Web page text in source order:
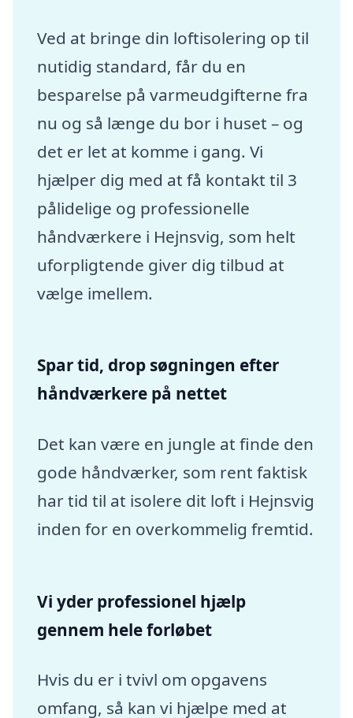
Ved at bringe din loftisolering op til
nutidig standard, får du en
besparelse på varmeudgifterne fra
nu og så længe du bor i huset – og
det er let at komme i gang. Vi
hjælper dig med at få kontakt til 3
pålidelige og professionelle
håndværkere i Hejnsvig, som helt
uforpligtende giver dig tilbud at
vælge imellem.
Spar tid, drop søgningen efter
håndværkere på nettet
Det kan være en jungle at finde den
gode håndværker, som rent faktisk
har tid til at isolere dit loft i Hejnsvig
inden for en overkommelig fremtid.
Vi yder professionel hjælp
gennem hele forløbet
Hvis du er i tvivl om opgavens
omfang, så kan vi hjælpe med at